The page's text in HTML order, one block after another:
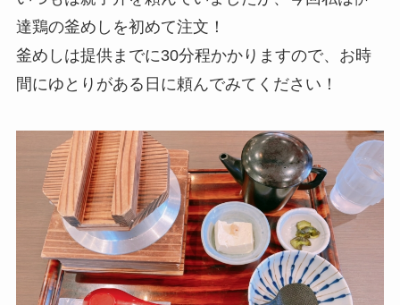
達鶏の釜めしを初めて注文！
釜めしは提供までに30分程かかりますので、お時
間にゆとりがある日に頼んでみてください！